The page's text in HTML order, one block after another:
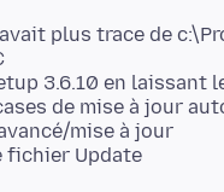
plus trace de
3.6.10 en laissant
de mise à jour
mise à jour